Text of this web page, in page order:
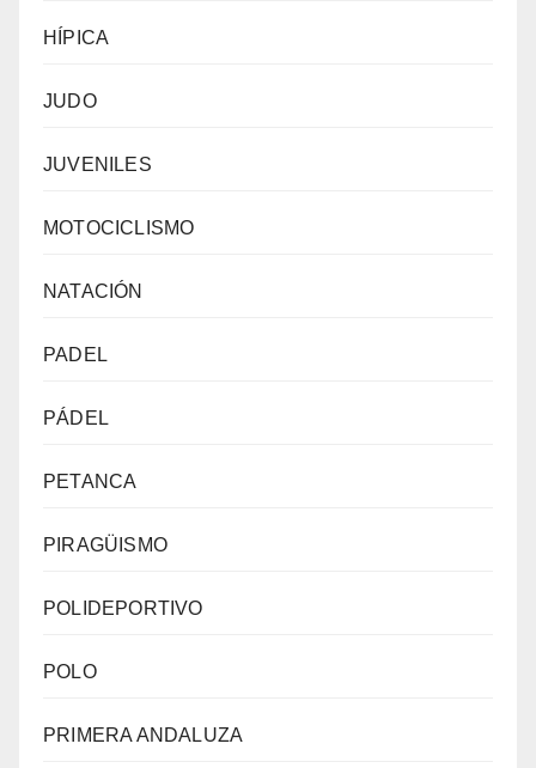
HÍPICA
JUDO
JUVENILES
MOTOCICLISMO
NATACIÓN
PADEL
PÁDEL
PETANCA
PIRAGÜISMO
POLIDEPORTIVO
POLO
PRIMERA ANDALUZA